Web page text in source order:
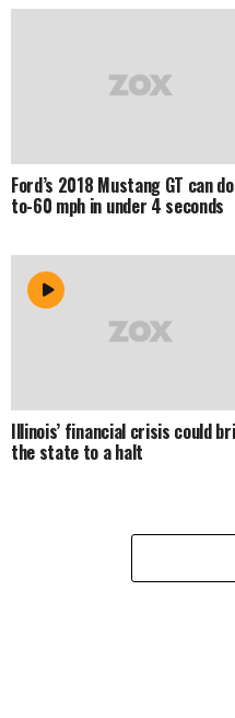
Ford’s 2018 Mustang GT can
to-60 mph in under 4 seconds
Illinois’ financial crisis could
the state to a halt